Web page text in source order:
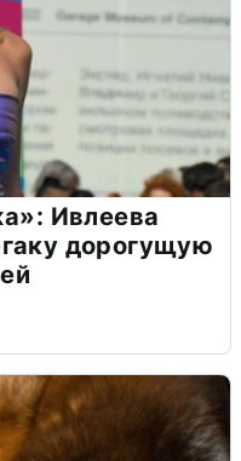
Ивлеева
дорогущую